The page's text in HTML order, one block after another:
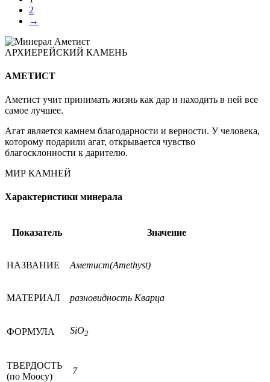
2
→
АРХИЕРЕЙСКИЙ КАМЕНЬ
АМЕТИСТ
Аметист учит принимать жизнь как дар и находить в ней все
самое лучшее.
Агат является камнем благодарности и верности. У человека,
которому подарили агат, открывается чувство
благосклонности к дарителю.
МИР КАМНЕЙ
Характеристики минерала
Показатель Значение
НАЗВАНИЕ Аметист(Amethyst)
МАТЕРИАЛ разновидность Кварца
ФОРМУЛА SiO2
ТВЕРДОСТЬ
(по Моосу)
7